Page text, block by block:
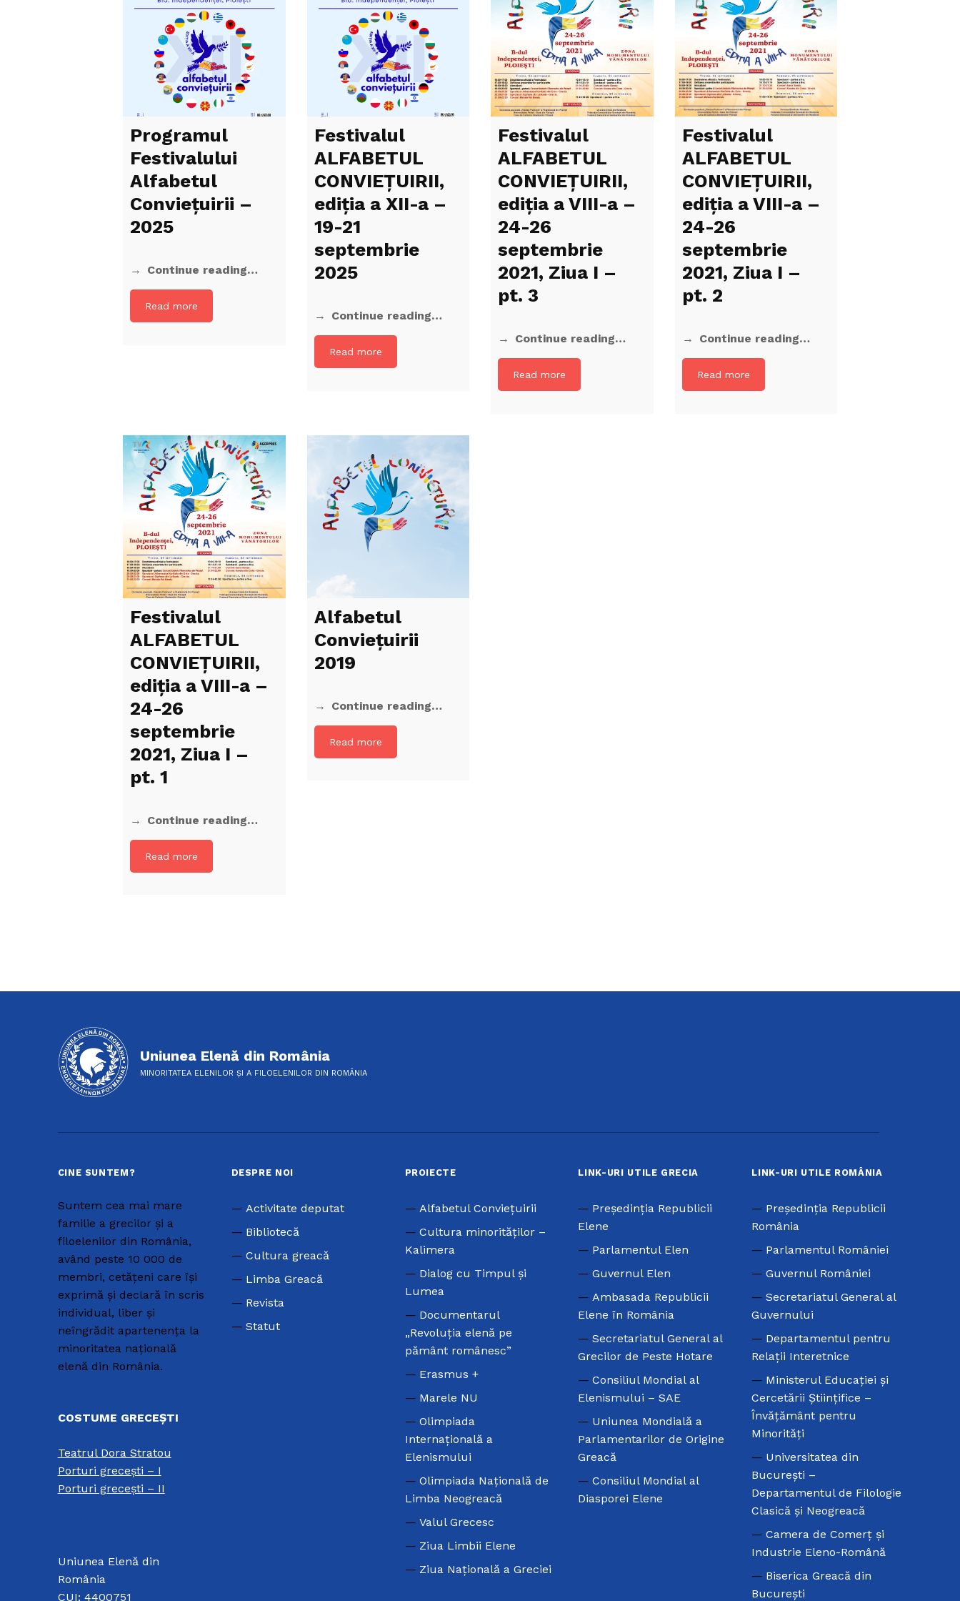
Programul
Festivalului
Alfabetul
Conviețuirii –
2025
Continue reading…
Read more
Festivalul
ALFABETUL
CONVIEŢUIRII,
ediţia a XII-a –
19-21
septembrie
2025
Continue reading…
Read more
Festivalul
ALFABETUL
CONVIEŢUIRII,
ediţia a VIII-a –
24-26
septembrie
2021, Ziua I –
pt. 3
Continue reading…
Read more
Festivalul
ALFABETUL
CONVIEŢUIRII,
ediţia a VIII-a –
24-26
septembrie
2021, Ziua I –
pt. 2
Continue reading…
Read more
Festivalul
ALFABETUL
CONVIEŢUIRII,
ediţia a VIII-a –
24-26
septembrie
2021, Ziua I –
pt. 1
Continue reading…
Read more
Alfabetul
Conviețuirii
2019
Continue reading…
Read more
Uniunea Elenă din România
MINORITATEA ELENILOR ȘI A FILOELENILOR DIN ROMÂNIA
CINE SUNTEM?
Suntem cea mai mare
familie a grecilor și a
filoelenilor din România,
având peste 10 000 de
membri, cetățeni care își
exprimă și declară în scris
individual, liber și
neîngrădit apartenența la
minoritatea națională
elenă din România.
COSTUME GRECEȘTI
Teatrul Dora Stratou
Porturi greceşti – I
Porturi greceşti – II
Uniunea Elenă din
România
CUI: 4400751
DESPRE NOI
Activitate deputat
Bibliotecă
Cultura greacă
Limba Greacă
Revista
Statut
PROIECTE
Alfabetul Conviețuirii
Cultura minorităților –
Kalimera
Dialog cu Timpul și
Lumea
Documentarul
„Revoluția elenă pe
pământ românesc”
Erasmus +
Marele NU
Olimpiada
Internațională a
Elenismului
Olimpiada Națională de
Limba Neogreacă
Valul Grecesc
Ziua Limbii Elene
Ziua Națională a Greciei
LINK-URI UTILE GRECIA
Preşedinţia Republicii
Elene
Parlamentul Elen
Guvernul Elen
Ambasada Republicii
Elene în România
Secretariatul General al
Grecilor de Peste Hotare
Consiliul Mondial al
Elenismului – SAE
Uniunea Mondială a
Parlamentarilor de Origine
Greacă
Consiliul Mondial al
Diasporei Elene
LINK-URI UTILE ROMÂNIA
Preşedinţia Republicii
România
Parlamentul României
Guvernul României
Secretariatul General al
Guvernului
Departamentul pentru
Relaţii Interetnice
Ministerul Educaţiei şi
Cercetării Ştiinţifice –
Învăţământ pentru
Minorităţi
Universitatea din
Bucureşti –
Departamentul de Filologie
Clasică şi Neogreacă
Camera de Comerţ şi
Industrie Eleno-Română
Biserica Greacă din
Bucureşti